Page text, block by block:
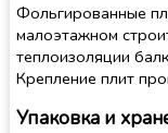
Фольгированные
малоэтажном
теплоизоляции
Крепление плит
Упаковка и